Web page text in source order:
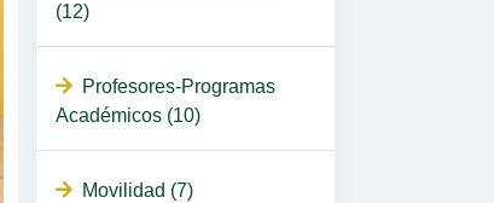
(12)
Profesores-Programas
Académicos (10)
Movilidad (7)